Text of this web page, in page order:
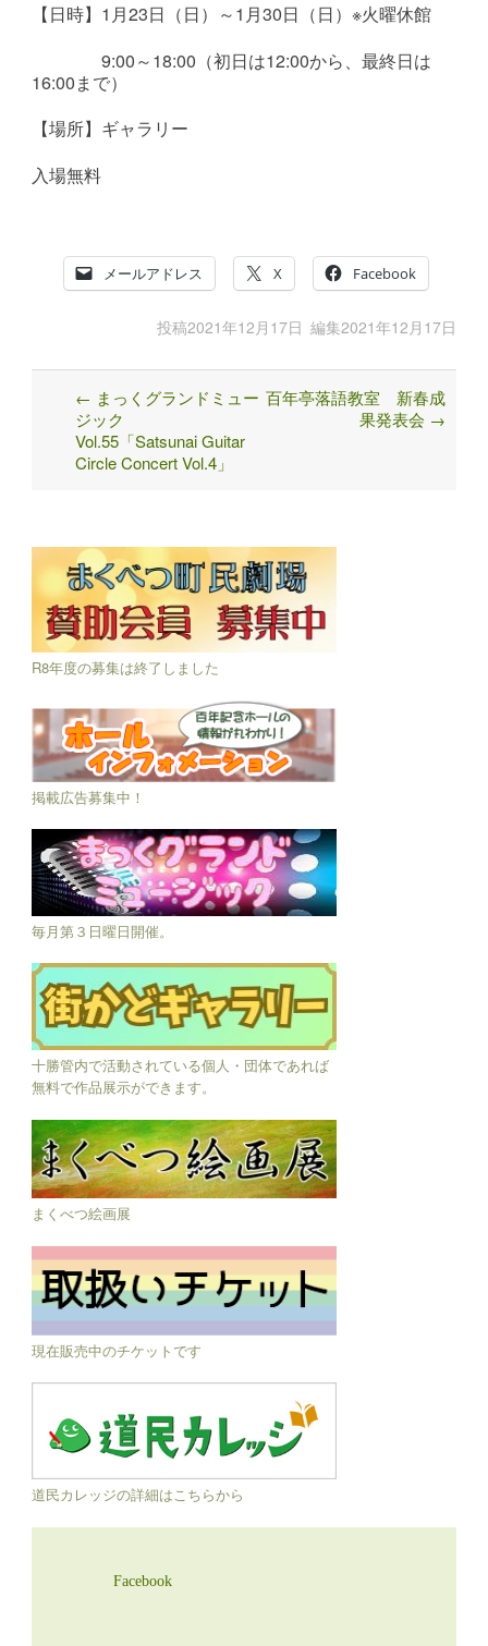
【日時】1月23日（日）～1月30日（日）※火曜休館
9:00～18:00（初日は12:00から、最終日は
16:00まで）
【場所】ギャラリー
入場無料
メールアドレス X Facebook
投稿2021年12月17日 編集2021年12月17日
Post
navigation
← まっくグランドミュー
ジック
Vol.55「Satsunai Guitar
Circle Concert Vol.4」
百年亭落語教室 新春成
果発表会 →
R8年度の募集は終了しました
掲載広告募集中！
毎月第３日曜日開催。
十勝管内で活動されている個人・団体であれば
無料で作品展示ができます。
まくべつ絵画展
現在販売中のチケットです
道民カレッジの詳細はこちらから
Facebook